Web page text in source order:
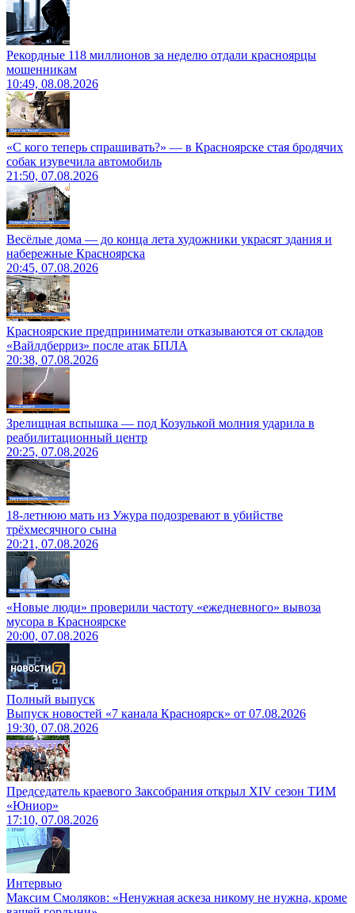
Рекордные 118 миллионов за неделю отдали красноярцы
мошенникам
10:49, 08.08.2026
«С кого теперь спрашивать?» — в Красноярске стая бродячих
собак изувечила автомобиль
21:50, 07.08.2026
Весёлые дома — до конца лета художники украсят здания и
набережные Красноярска
20:45, 07.08.2026
Красноярские предприниматели отказываются от складов
«Вайлдберриз» после атак БПЛА
20:38, 07.08.2026
Зрелищная вспышка — под Козулькой молния ударила в
реабилитационный центр
20:25, 07.08.2026
18-летнюю мать из Ужура подозревают в убийстве
трёхмесячного сына
20:21, 07.08.2026
«Новые люди» проверили частоту «ежедневного» вывоза
мусора в Красноярске
20:00, 07.08.2026
Полный выпуск
Выпуск новостей «7 канала Красноярск» от 07.08.2026
19:30, 07.08.2026
Председатель краевого Заксобрания открыл XIV сезон ТИМ
«Юниор»
17:10, 07.08.2026
Интервью
Максим Смоляков: «Ненужная аскеза никому не нужна, кроме